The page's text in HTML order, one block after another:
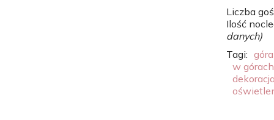
Liczba
Ilość
danych)
Tagi:
w górach